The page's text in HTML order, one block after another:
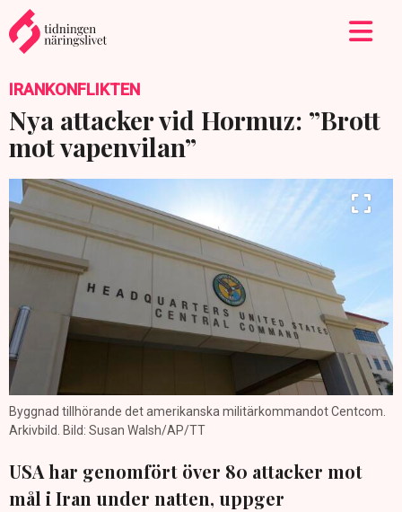
IRANKONFLIKTEN
Nya attacker vid Hormuz: ”Brott
mot vapenvilan”
Byggnad tillhörande det amerikanska militärkommandot Centcom.
Arkivbild. Bild: Susan Walsh/AP/TT
USA har genomfört över 80 attacker mot
mål i Iran under natten, uppger